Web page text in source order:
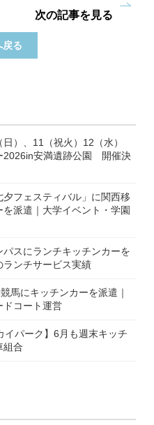
戻る
次の記事を見る
日）、11（祝火）12（水）
2026in安満遺跡公園 開催決
フェスティバル」に関西移
派遣｜大学イベント・学園
スにランチキッチンカーを
ランチサービス実績
馬にキッチンカーを派遣｜
ドコート運営
パーク】6月も週末キッチ
組合